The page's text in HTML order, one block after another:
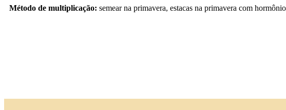
Método de multiplicação: semear na primavera, estacas na primavera com